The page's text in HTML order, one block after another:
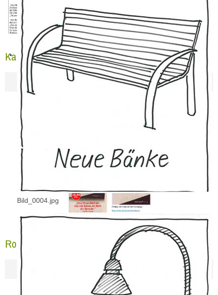
Bild_0004.jpg
Karl Kassing lässt nicht locker
Rockmarathon 2026